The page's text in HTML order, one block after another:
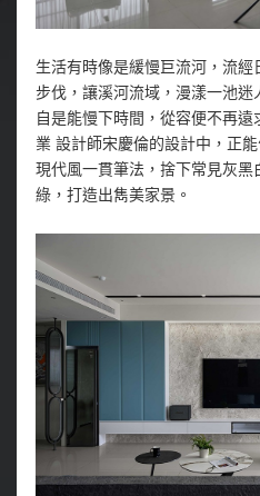
生活有時像是緩慢巨流河，流
步伐，讓溪河流域，漫漾一池迷
自是能慢下時間，從容便不再
業 設計師宋慶倫的設計中，正
現代風一貫筆法，捨下常見灰
綠，打造出雋美家景。